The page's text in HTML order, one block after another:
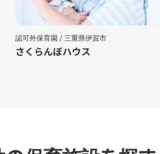
認可外保育園 / 三重県伊賀市
さくらんぼハウス